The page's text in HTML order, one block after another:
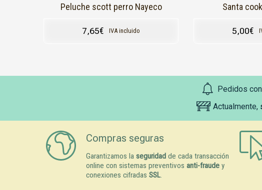
Peluche scott perro Nayeco
7,65€ IVA incluido
Santa
5,00€
Pedidos con
Actualmente,
Compras seguras
Garantizamos la seguridad de cada transacción
online con sistemas preventivos anti-fraude y
conexiones cifradas SSL